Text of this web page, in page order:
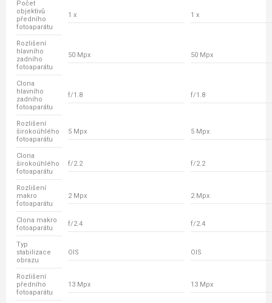
Počet
objektivů
předního
fotoaparátu
1 x 1 x
Rozlišení
hlavního
zadního
fotoaparátu
50 Mpx 50 Mpx
Clona
hlavního
zadního
fotoaparátu
f/1.8 f/1.8
Rozlišení
širokoúhlého
fotoaparátu
5 Mpx 5 Mpx
Clona
širokoúhlého
fotoaparátu
f/2.2 f/2.2
Rozlišení
makro
fotoaparátu
2 Mpx 2 Mpx
Clona makro
fotoaparátu
f/2.4 f/2.4
Typ
stabilizace
obrazu
OIS OIS
Rozlišení
předního
fotoaparátu
13 Mpx 13 Mpx